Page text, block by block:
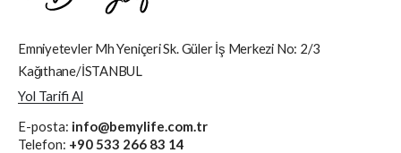
Emniyetevler Mh Yeniçeri Sk. Güler İş Merkezi No: 2/3
Kağıthane/İSTANBUL
Yol Tarifi Al
E-posta: info@bemylife.com.tr
Telefon: +90 533 266 83 14